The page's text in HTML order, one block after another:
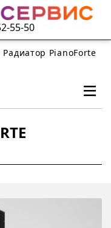
55-50
Радиатор PianoForte